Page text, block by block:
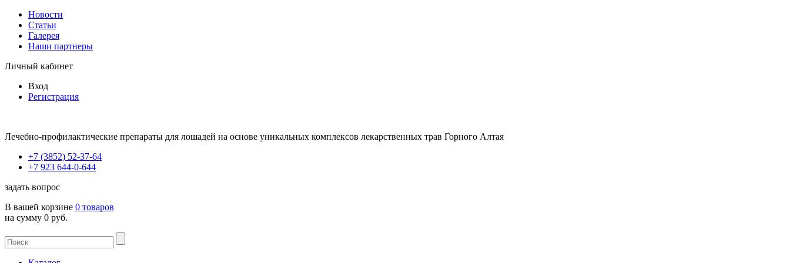
Новости
Статьи
Галерея
Наши партнеры
Личный кабинет
Вход
Регистрация
Лечебно-профилактические препараты для лошадей на основе уникальных комплексов лекарственных трав Горного Алтая
+7 (3852) 52-37-64
+7 923 644-0-644
задать вопрос
В вашей корзине 0 товаров
на сумму 0 руб.